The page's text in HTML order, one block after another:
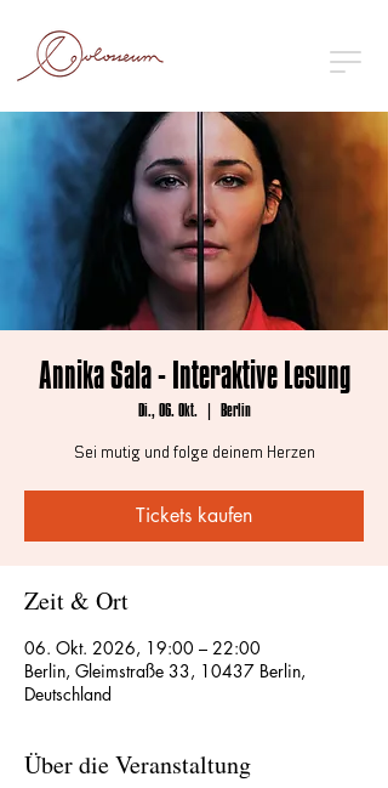
Annika Sala - Interaktive Lesung
Di., 06. Okt.
  |
Berlin
Sei mutig und folge deinem Herzen
Tickets kaufen
Zeit & Ort
06. Okt. 2026, 19:00 – 22:00
Berlin, Gleimstraße 33, 10437 Berlin,
Deutschland
Über die Veranstaltung